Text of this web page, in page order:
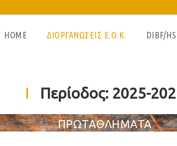
HOME ΔΙΟΡΓΑΝΩΣΕΙΣ Ε.Ο.Κ. DIBF/
Περίοδος: 2025-
ΠΡΩΤΑΘΛΗΜΑΤΑ